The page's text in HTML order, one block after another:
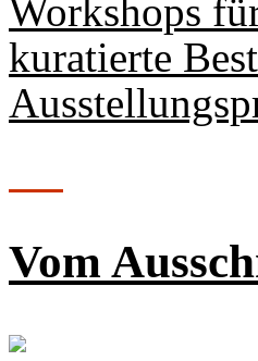
Workshops
kuratierte
Vom